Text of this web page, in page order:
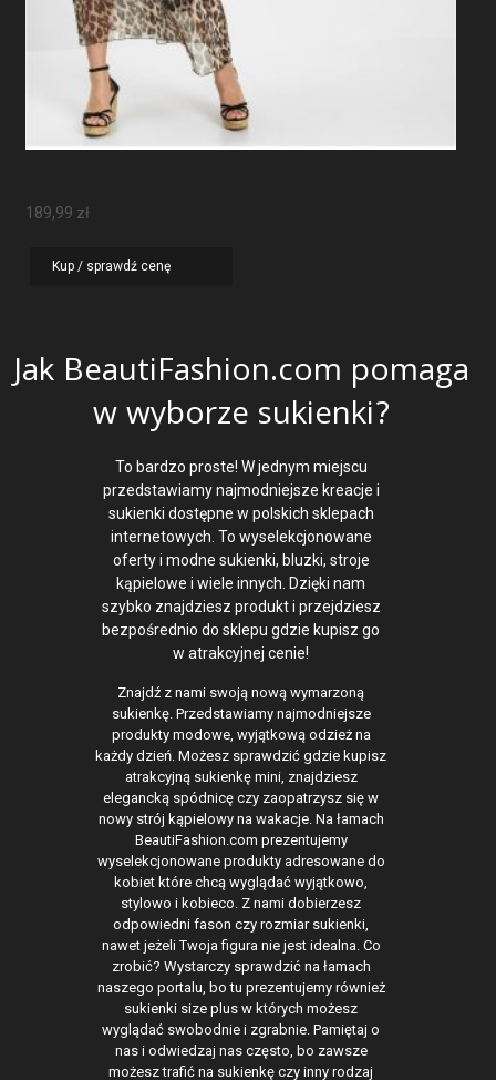
189,99 zł
Kup / sprawdź cenę
Jak BeautiFashion.com pomaga
w wyborze sukienki?
To bardzo proste! W jednym miejscu
przedstawiamy najmodniejsze kreacje i
sukienki dostępne w polskich sklepach
internetowych. To wyselekcjonowane
oferty i modne sukienki, bluzki, stroje
kąpielowe i wiele innych. Dzięki nam
szybko znajdziesz produkt i przejdziesz
bezpośrednio do sklepu gdzie kupisz go
w atrakcyjnej cenie!
Znajdź z nami swoją nową wymarzoną
sukienkę. Przedstawiamy najmodniejsze
produkty modowe, wyjątkową odzież na
każdy dzień. Możesz sprawdzić gdzie kupisz
atrakcyjną sukienkę mini, znajdziesz
elegancką spódnicę czy zaopatrzysz się w
nowy strój kąpielowy na wakacje. Na łamach
BeautiFashion.com prezentujemy
wyselekcjonowane produkty adresowane do
kobiet które chcą wyglądać wyjątkowo,
stylowo i kobieco. Z nami dobierzesz
odpowiedni fason czy rozmiar sukienki,
nawet jeżeli Twoja figura nie jest idealna. Co
zrobić? Wystarczy sprawdzić na łamach
naszego portalu, bo tu prezentujemy również
sukienki size plus w których możesz
wyglądać swobodnie i zgrabnie. Pamiętaj o
nas i odwiedzaj nas często, bo zawsze
możesz trafić na sukienkę czy inny rodzaj